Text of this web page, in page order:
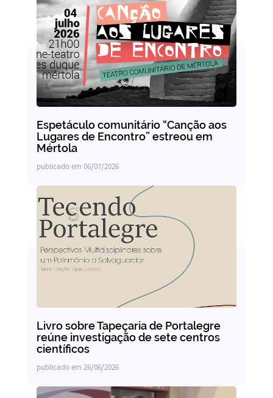
Espetáculo comunitário “Canção aos
Lugares de Encontro” estreou em
Mértola
publicado em 06/07/2026
Livro sobre Tapeçaria de Portalegre
reúne investigação de sete centros
científicos
publicado em 26/06/2026